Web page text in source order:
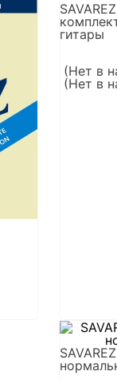
гитары
(Нет в
(Нет в